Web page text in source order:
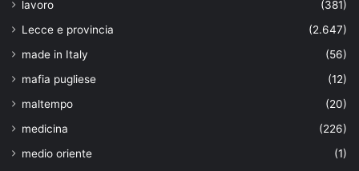
lavoro
(381)
Lecce e provincia
(2.647)
made in Italy
(56)
mafia pugliese
(12)
maltempo
(20)
medicina
(226)
medio oriente
(1)